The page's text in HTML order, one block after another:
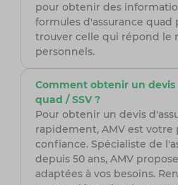
pour obtenir des
formules d'assurance quad
trouver celle qui répond le
personnels.
Comment obtenir un devis
quad / SSV ?
Pour obtenir un devis
rapidement, AMV est votre
confiance. Spécialiste de
depuis 50 ans, AMV
adaptées à vos besoins.